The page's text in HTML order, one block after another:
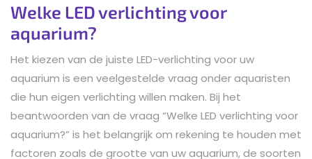
Welke LED verlichting voor
aquarium?
Het kiezen van de juiste LED-verlichting voor uw
aquarium is een veelgestelde vraag onder aquaristen
die hun eigen verlichting willen maken. Bij het
beantwoorden van de vraag “Welke LED verlichting voor
aquarium?” is het belangrijk om rekening te houden met
factoren zoals de grootte van uw aquarium, de soorten